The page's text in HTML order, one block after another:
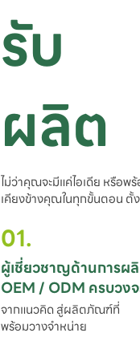
รับ
ผลิต
ไม่ว่าคุณจะมีแค่ไอเดีย หรือพ
เคียงข้างคุณในทุกขั้นตอน ตั้
01.
ผู้เชี่ยวชาญด้านการผ
OEM / ODM ครบวง
จากแนวคิด สู่ผลิตภัณฑ์ที่
พร้อมวางจำหน่าย